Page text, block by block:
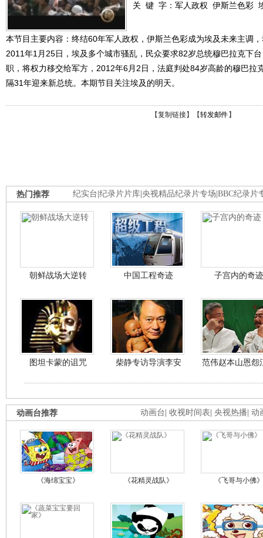
关 键 字： 军人政权 伊斯兰色彩
本节目主要内容：终结60年军人政权，伊斯兰色彩成为埃及未来主调
2011年1月25日，埃及多个城市骚乱，民众要求82岁总统穆巴拉克下
职，将权力移交给军方，2012年6月2日，法庭判处84岁高龄的穆巴拉
隔31年迎来新总统。本期节目关注埃及的明天。
【复制链接】【转发邮件 】
纪实台 纪录片片库 央视精品纪录片专场 BBC纪录片
热门推荐
朝鲜战场大逆转 中国工程奇迹 子宫内的奇迹
图坦卡蒙的诅咒 柴静专访导演李安 范伟赵本山恩怨
动画台 收视时间表 央视热播 动
动画台推荐
《海绵宝宝》 《花精灵战队》 《飞哥与小佛》